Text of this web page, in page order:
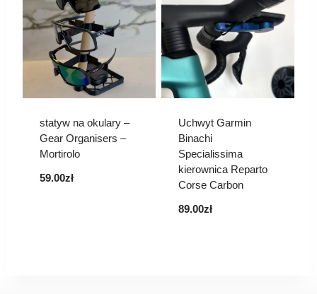
statyw na okulary –
Gear Organisers –
Mortirolo
59.00zł
Uchwyt Garmin
Binachi
Specialissima
kierownica Reparto
Corse Carbon
89.00zł